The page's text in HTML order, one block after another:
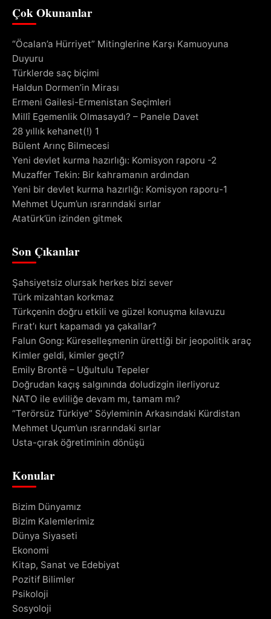
Çok Okunanlar
“Öcalan’a Hürriyet” Mitinglerine Karşı Kamuoyuna
Duyuru
Türklerde saç biçimi
Haldun Dormen’in Mirası
Ermeni Gailesi-Ermenistan Seçimleri
Millî Egemenlik Olmasaydı? – Panele Davet
28 yıllık kehanet(!) 1
Bülent Arınç Bilmecesi
Yeni devlet kurma hazırlığı: Komisyon raporu -2
Muzaffer Tekin: Bir kahramanın ardından
Yeni bir devlet kurma hazırlığı: Komisyon raporu-1
Mehmet Uçum’un ısrarındaki sırlar
Atatürk’ün izinden gitmek
Son Çıkanlar
Şahsiyetsiz olursak herkes bizi sever
Türk mizahtan korkmaz
Türkçenin doğru etkili ve güzel konuşma kılavuzu
Fırat’ı kurt kapamadı ya çakallar?
Falun Gong: Küreselleşmenin ürettiği bir jeopolitik araç
Kimler geldi, kimler geçti?
Emily Brontë – Uğultulu Tepeler
Doğrudan kaçış salgınında doludizgin ilerliyoruz
NATO ile evliliğe devam mı, tamam mı?
“Terörsüz Türkiye” Söyleminin Arkasındaki Kürdistan
Mehmet Uçum’un ısrarındaki sırlar
Usta-çırak öğretiminin dönüşü
Konular
Bizim Dünyamız
Bizim Kalemlerimiz
Dünya Siyaseti
Ekonomi
Kitap, Sanat ve Edebiyat
Pozitif Bilimler
Psikoloji
Sosyoloji